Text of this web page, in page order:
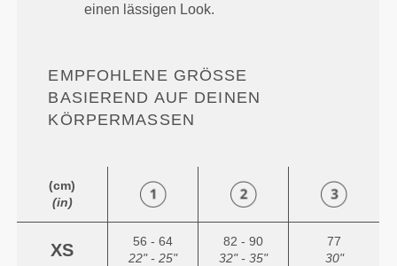
einen lässigen Look.
EMPFOHLENE GRÖSSE B
ASIEREND AUF DEINEN K
ÖRPERMASSEN
(cm)
(in)
XS
56 - 64
22" - 25"
82 - 90
32" - 35"
77
30"